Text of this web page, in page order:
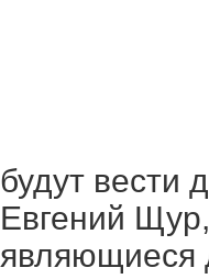
будут вести
Евгений
являющиеся